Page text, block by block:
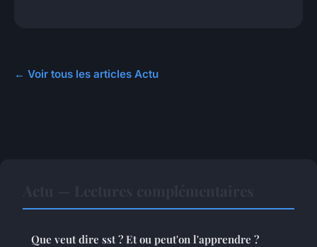
← Voir tous les articles Actu
Que veut dire sst ? Et ou peut'on l'apprendre ?